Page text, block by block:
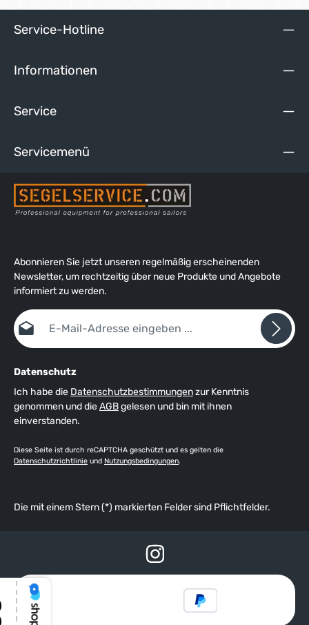
Service-Hotline
Informationen
Service
Servicemenü
Abonnieren Sie jetzt unseren regelmäßig erscheinenden
Newsletter, um rechtzeitig über neue Produkte und Angebote
informiert zu werden.
E-Mail-Adresse*
Datenschutz
Ich habe die Datenschutzbestimmungenzur Kenntnis
genommen und dieAGBgelesen und bin mit ihnen
einverstanden.
Diese Seite ist durch reCAPTCHA geschützt und es gelten die
Datenschutzrichtlinie und Nutzungsbedingungen.
Die mit einem Stern (*) markierten Felder sind Pflichtfelder.